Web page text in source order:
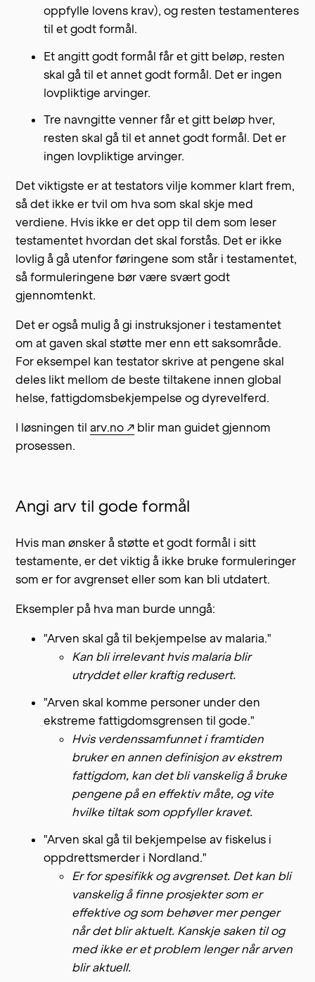
oppfylle lovens krav), og resten testamenteres
til et godt formål.
Et angitt godt formål får et gitt beløp, resten
skal gå til et annet godt formål. Det er ingen
lovpliktige arvinger.
Tre navngitte venner får et gitt beløp hver,
resten skal gå til et annet godt formål. Det er
ingen lovpliktige arvinger.
Det viktigste er at testators vilje kommer klart frem,
så det ikke er tvil om hva som skal skje med
verdiene. Hvis ikke er det opp til dem som leser
testamentet hvordan det skal forstås. Det er ikke
lovlig å gå utenfor føringene som står i testamentet,
så formuleringene bør være svært godt
gjennomtenkt.
Det er også mulig å gi instruksjoner i testamentet
om at gaven skal støtte mer enn ett saksområde.
For eksempel kan testator skrive at pengene skal
deles likt mellom de beste tiltakene innen global
helse, fattigdomsbekjempelse og dyrevelferd.
I løsningen tilarv.no ↗ blir man guidet gjennom
prosessen.
Angi arv til gode formål
Hvis man ønsker å støtte et godt formål i sitt
testamente, er det viktig å ikke bruke formuleringer
som er for avgrenset eller som kan bli utdatert.
Eksempler på hva man burde unngå:
"Arven skal gå til bekjempelse av malaria."
Kan bli irrelevant hvis malaria blir
utryddet eller kraftig redusert.
"Arven skal komme personer under den
ekstreme fattigdomsgrensen til gode."
Hvis verdenssamfunnet i framtiden
bruker en annen definisjon av ekstrem
fattigdom, kan det bli vanskelig å bruke
pengene på en effektiv måte, og vite
hvilke tiltak som oppfyller kravet.
"Arven skal gå til bekjempelse av fiskelus i
oppdrettsmerder i Nordland."
Er for spesifikk og avgrenset. Det kan bli
vanskelig å finne prosjekter som er
effektive og som behøver mer penger
når det blir aktuelt. Kanskje saken til og
med ikke er et problem lenger når arven
blir aktuell.